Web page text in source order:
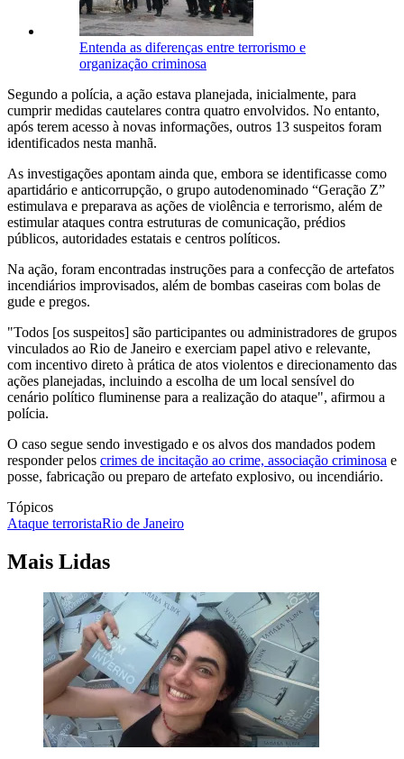
Entenda as diferenças entre terrorismo e
organização criminosa
Segundo a polícia, a ação estava planejada, inicialmente, para
cumprir medidas cautelares contra quatro envolvidos. No entanto,
após terem acesso à novas informações, outros 13 suspeitos foram
identificados nesta manhã.
As investigações apontam ainda que, embora se identificasse como
apartidário e anticorrupção, o grupo autodenominado “Geração Z”
estimulava e preparava as ações de violência e terrorismo, além de
estimular ataques contra estruturas de comunicação, prédios
públicos, autoridades estatais e centros políticos.
Na ação, foram encontradas instruções para a confecção de artefatos
incendiários improvisados, além de bombas caseiras com bolas de
gude e pregos.
"Todos [os suspeitos] são participantes ou administradores de grupos
vinculados ao Rio de Janeiro e exerciam papel ativo e relevante,
com incentivo direto à prática de atos violentos e direcionamento das
ações planejadas, incluindo a escolha de um local sensível do
cenário político fluminense para a realização do ataque", afirmou a
polícia.
O caso segue sendo investigado e os alvos dos mandados podem
responder pelos crimes de incitação ao crime, associação criminosa e
posse, fabricação ou preparo de artefato explosivo, ou incendiário.
Tópicos
Ataque terroristaRio de Janeiro
Mais Lidas